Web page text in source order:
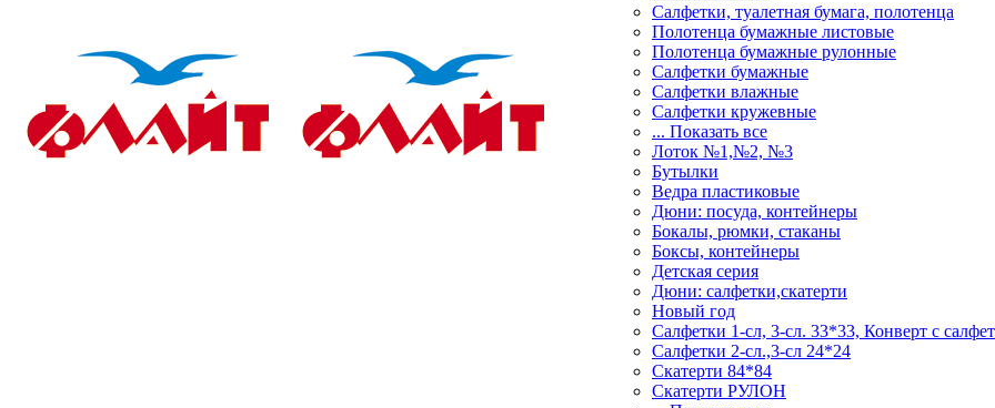
Салфетки, туалетная бумага, полотенца
Полотенца бумажные листовые
Полотенца бумажные рулонные
Салфетки бумажные
Салфетки влажные
Салфетки кружевные
... Показать все
Лоток №1,№2, №3
Бутылки
Ведра пластиковые
Дюни: посуда, контейнеры
Бокалы, рюмки, стаканы
Боксы, контейнеры
Детская серия
Дюни: салфетки,скатерти
Новый год
Салфетки 1-сл, 3-сл. 33*33, Конверт с
Салфетки 2-сл.,3-сл 24*24
Скатерти 84*84
Скатерти РУЛОН